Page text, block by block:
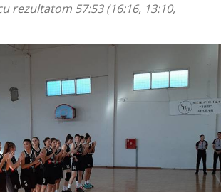
rezultatom 57:53 (16:16, 13:10,